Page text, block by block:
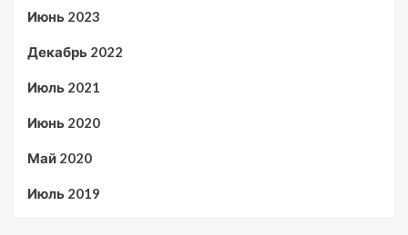
Июнь 2023
Декабрь 2022
Июль 2021
Июнь 2020
Май 2020
Июль 2019